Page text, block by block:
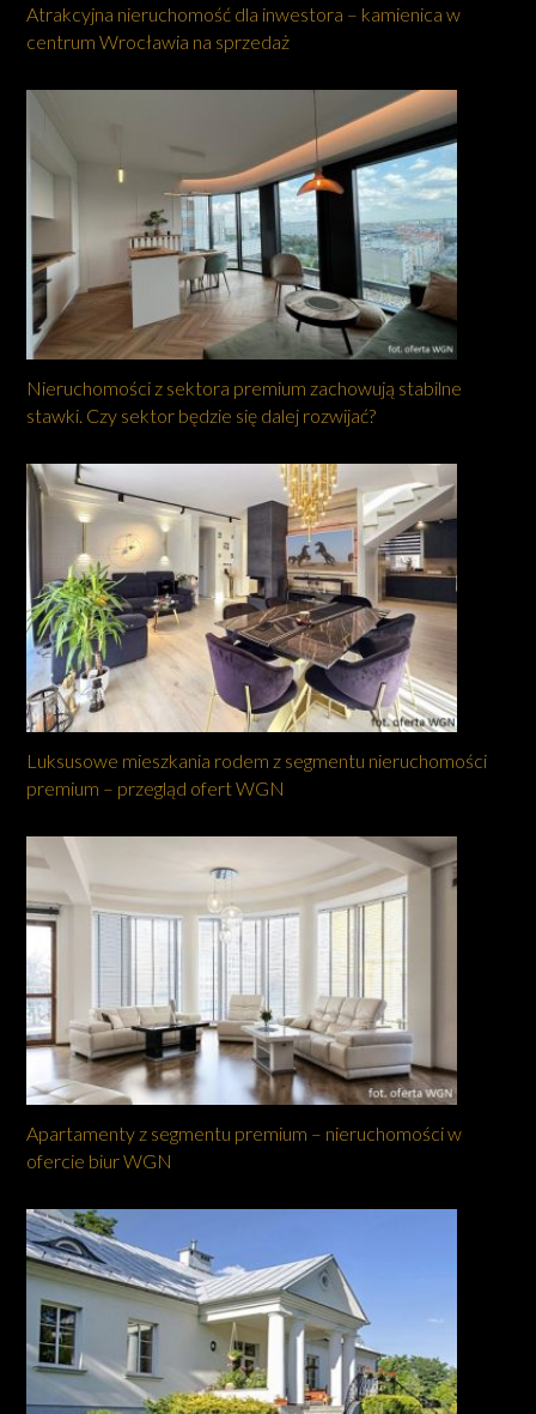
Atrakcyjna nieruchomość dla inwestora – kamienica w
centrum Wrocławia na sprzedaż
Nieruchomości z sektora premium zachowują stabilne
stawki. Czy sektor będzie się dalej rozwijać?
Luksusowe mieszkania rodem z segmentu nieruchomości
premium – przegląd ofert WGN
Apartamenty z segmentu premium – nieruchomości w
ofercie biur WGN